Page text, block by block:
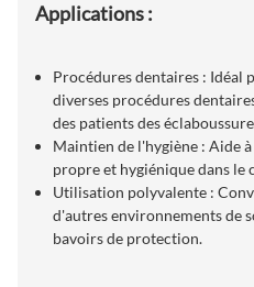
Applications :
Procédures dentaires : Idéal
diverses procédures
des patients des
Maintien de l'hygiène : Aide
propre et hygiénique dans le
Utilisation polyvalente :
d'autres environnements de
bavoirs de protection.